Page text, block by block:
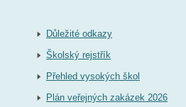
Důležité odkazy
Školský rejstřík
Přehled vysokých škol
Plán veřejných zakázek 2026